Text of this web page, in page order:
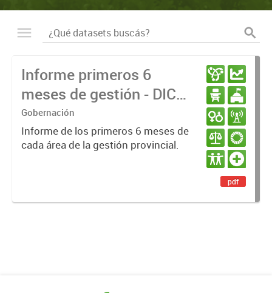
Informe primeros 6
meses de gestión - DIC
23 / JUN 24
Gobernación
Informe de los primeros 6 meses de
cada área de la gestión provincial.
pdf